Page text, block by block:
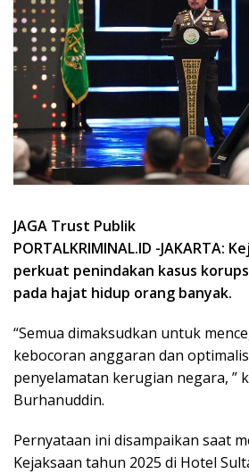
JAGA Trust Publik
PORTALKRIMINAL.ID -JAKARTA:
perkuat penindakan kasus
pada hajat hidup orang banyak.
“Semua dimaksudkan untuk
kebocoran anggaran dan
penyelamatan kerugian negara, ”
Burhanuddin.
Pernyataan ini disampaikan saat
Kejaksaan tahun 2025 di Hotel